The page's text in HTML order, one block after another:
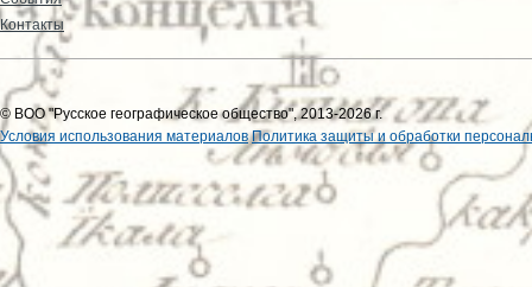
Контакты
© ВОО "Русское географическое общество", 2013-2026 г.
Условия использования материалов Политика защиты и обработки